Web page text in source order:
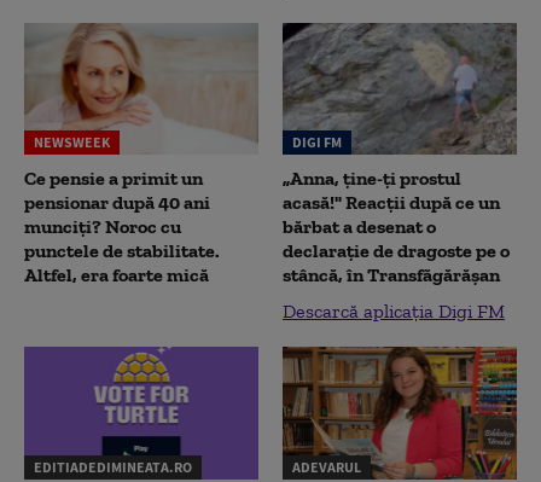
NEWSWEEK
Ce pensie a primit un
pensionar după 40 ani
munciți? Noroc cu
punctele de stabilitate.
Altfel, era foarte mică
DIGI FM
„Anna, ţine-ţi prostul
acasă!" Reacţii după ce un
bărbat a desenat o
declaraţie de dragoste pe o
stâncă, în Transfăgărăşan
Descarcă aplicația Digi FM
EDITIADEDIMINEATA.RO ADEVARUL